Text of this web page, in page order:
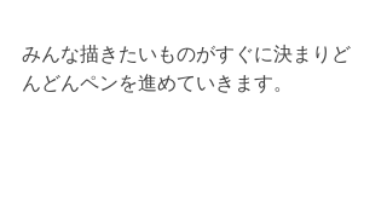
みんな描きたいものがすぐに決まりど
んどんペンを進めていきます。